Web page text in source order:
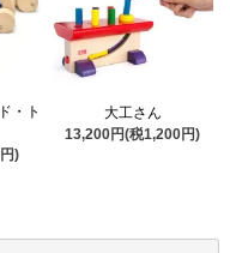
・ト
)
大工さん
13,200円(税1,200円)